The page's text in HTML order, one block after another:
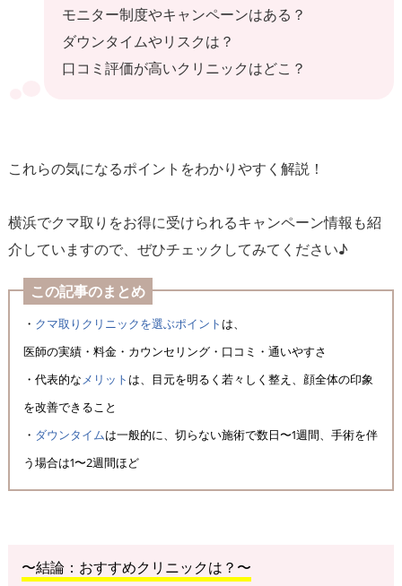
モニター制度やキャンペーンはある？
ダウンタイムやリスクは？
口コミ評価が高いクリニックはどこ？
これらの気になるポイントをわかりやすく解説！
横浜でクマ取りをお得に受けられるキャンペーン情報も紹
介していますので、ぜひチェックしてみてください♪
この記事のまとめ
・ クマ取りクリニックを選ぶポイント は、
医師の実績・料金・カウンセリング・口コミ・通いやすさ
・代表的なメリット は、目元を明るく若々しく整え、顔全体の印象
を改善できること
・ ダウンタイムは一般的に、切らない施術で数日〜1週間、手術を伴
う場合は1〜2週間ほど
〜結論：おすすめクリニックは？〜